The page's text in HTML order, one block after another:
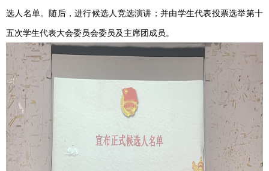
选人名单。随后，进行候选人竞选演讲；并由学生代表投票选举第十
五次学生代表大会委员会委员及主席团成员。